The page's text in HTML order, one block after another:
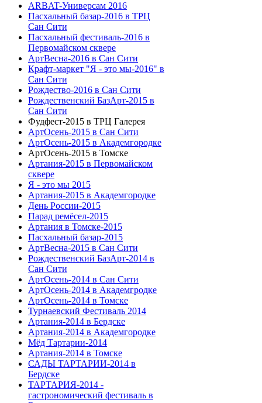
ARBAT-Универсам 2016
Пасхальный базар-2016 в ТРЦ
Сан Сити
Пасхальный фестиваль-2016 в
Первомайском сквере
АртВесна-2016 в Сан Сити
Крафт-маркет "Я - это мы-2016" в
Сан Сити
Рождество-2016 в Сан Сити
Рождественский БазАрт-2015 в
Сан Сити
Фудфест-2015 в ТРЦ Галерея
АртОсень-2015 в Сан Сити
АртОсень-2015 в Академгородке
АртОсень-2015 в Томске
Артания-2015 в Первомайском
сквере
Я - это мы 2015
Артания-2015 в Академгородке
День России-2015
Парад ремёсел-2015
Артания в Томске-2015
Пасхальный базар-2015
АртВесна-2015 в Сан Сити
Рождественский БазАрт-2014 в
Сан Сити
АртОсень-2014 в Сан Сити
АртОсень-2014 в Академгродке
АртОсень-2014 в Томске
Турнаевский Фестиваль 2014
Артания-2014 в Бердске
Артания-2014 в Академгородке
Мёд Тартарии-2014
Артания-2014 в Томске
САДЫ ТАРТАРИИ-2014 в
Бердске
ТАРТАРИЯ-2014 -
гастрономический фестиваль в